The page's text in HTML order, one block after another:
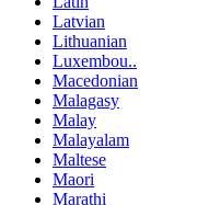
Latvian
Lithuanian
Luxembou..
Macedonian
Malagasy
Malay
Malayalam
Maltese
Maori
Marathi